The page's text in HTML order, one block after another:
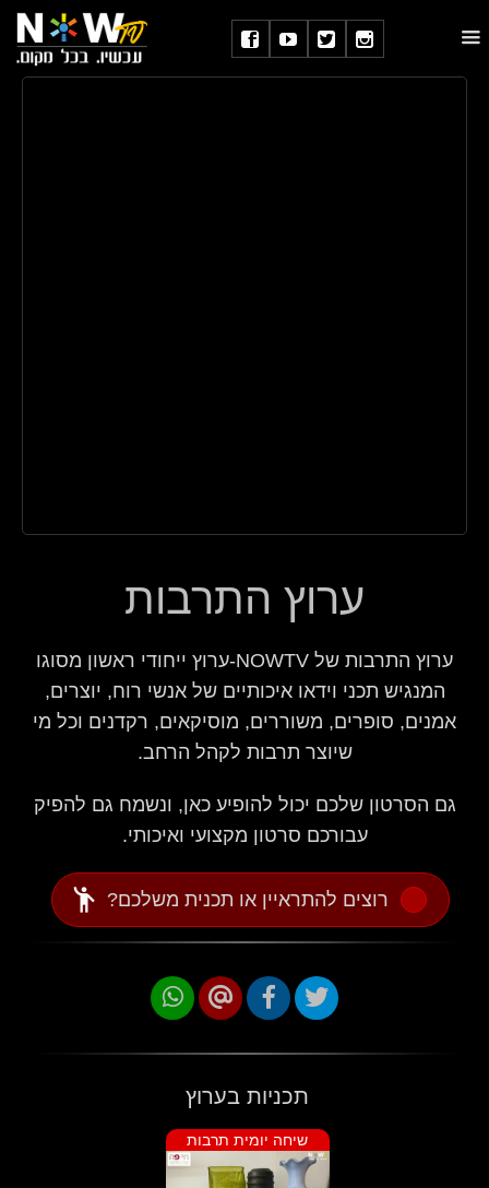
ערוץ התרבות
ערוץ התרבות של NOWTV-ערוץ ייחודי ראשון מסוגו
המנגיש תכני וידאו איכותיים של אנשי רוח, יוצרים,
אמנים, סופרים, משוררים, מוסיקאים, רקדנים וכל מי
שיוצר תרבות לקהל הרחב.
גם הסרטון שלכם יכול להופיע כאן, ונשמח גם להפיק
עבורכם סרטון מקצועי ואיכותי.
רוצים להתראיין או תכנית משלכם? emoji_people
תכניות בערוץ
שיחה יומית תרבות